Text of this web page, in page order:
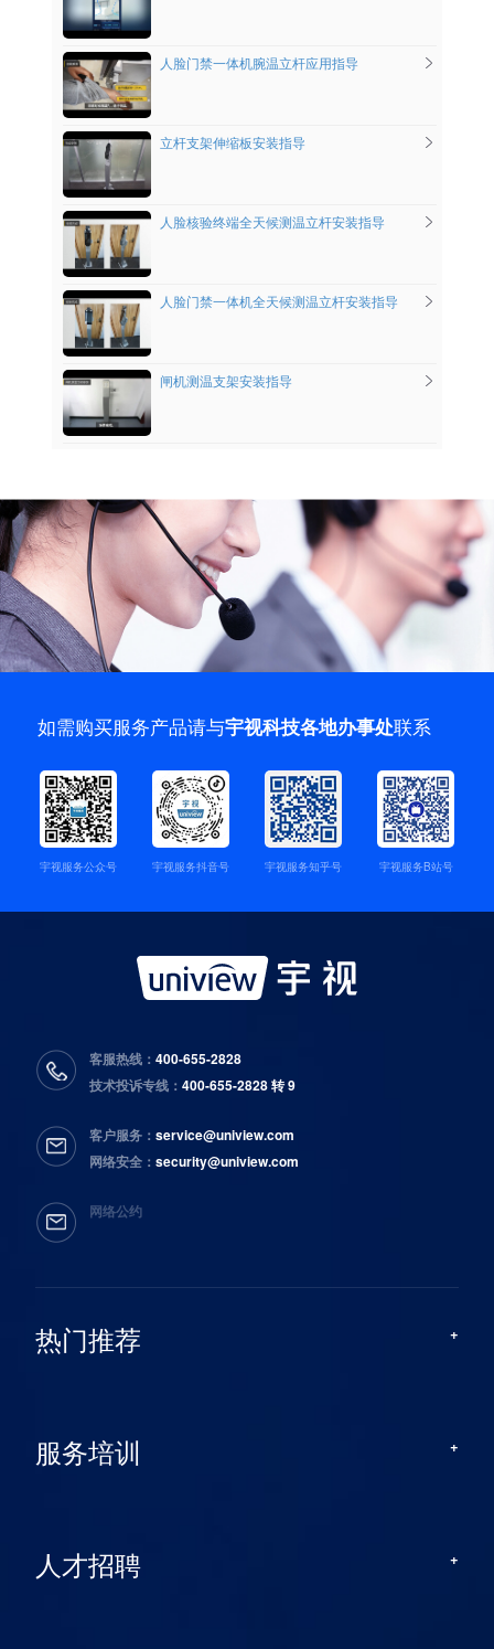
人脸门禁一体机腕温立杆应用指导
立杆支架伸缩板安装指导
人脸核验终端全天候测温立杆安装指导
人脸门禁一体机全天候测温立杆安装指导
闸机测温支架安装指导
如需购买服务产品请与宇视科技各地办事处联系
宇视服务公众号 宇视服务抖音号 宇视服务知乎号 宇视服务B站号
热门推荐
服务培训
人才招聘
客服热线：400-655-2828
技术投诉专线：400-655-2828 转 9
客户服务：service@uniview.com
网络安全：security@uniview.com
网络公约